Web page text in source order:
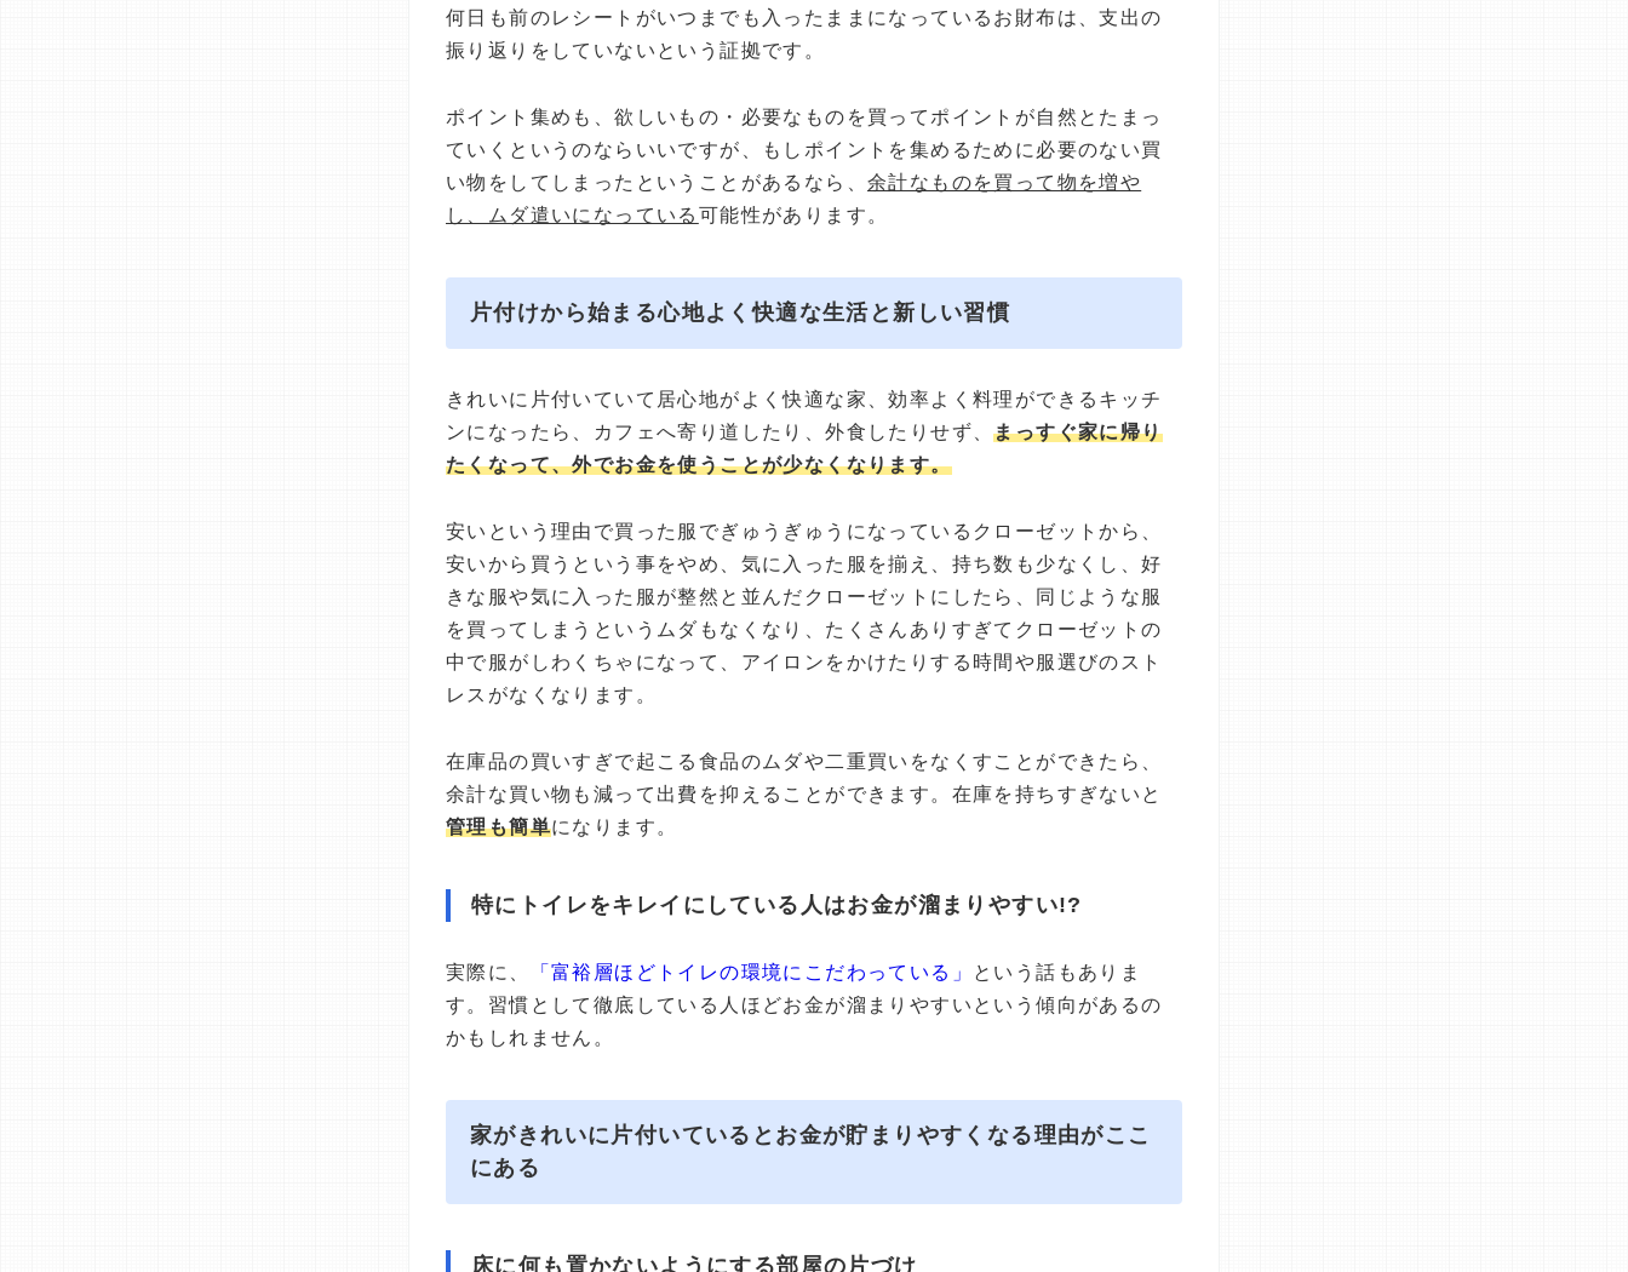
何日も前のレシートがいつまでも入ったままになっているお財布は、支出の
振り返りをしていないという証拠です。
ポイント集めも、欲しいもの・必要なものを買ってポイントが自然とたまっ
ていくというのならいいですが、もしポイントを集めるために必要のない買
い物をしてしまったということがあるなら、 余計なものを買って物を増や
し、ムダ遣いになっている 可能性があります。
片付けから始まる心地よく快適な生活と新しい習慣
きれいに片付いていて居心地がよく快適な家、効率よく料理ができるキッチ
ンになったら、カフェへ寄り道したり、外食したりせず、まっすぐ家に帰り
たくなって、外でお金を使うことが少なくなります。
安いという理由で買った服でぎゅうぎゅうになっているクローゼットから、
安いから買うという事をやめ、気に入った服を揃え、持ち数も少なくし、好
きな服や気に入った服が整然と並んだクローゼットにしたら、同じような服
を買ってしまうというムダもなくなり、たくさんありすぎてクローゼットの
中で服がしわくちゃになって、アイロンをかけたりする時間や服選びのスト
レスがなくなります。
在庫品の買いすぎで起こる食品のムダや二重買いをなくすことができたら、
余計な買い物も減って出費を抑えることができます。在庫を持ちすぎないと
管理も簡単になります。
特にトイレをキレイにしている人はお金が溜まりやすい!?
実際に、 「富裕層ほどトイレの環境にこだわっている」
という話もありま
す。習慣として徹底している人ほどお金が溜まりやすいという傾向があるの
かもしれません。
家がきれいに片付いているとお金が貯まりやすくなる理由がここ
にある
床に何も置かないようにする部屋の片づけ